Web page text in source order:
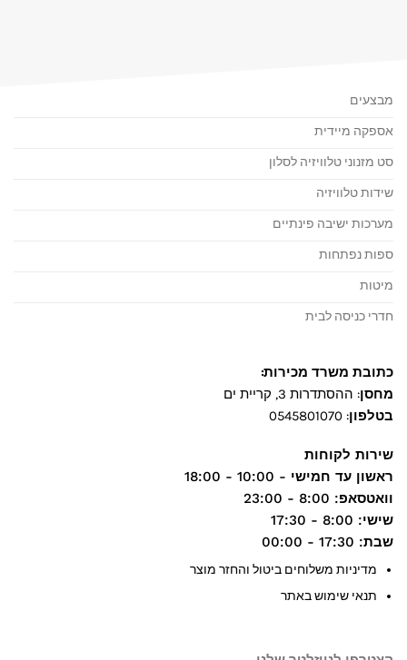
מבצעים
אספקה מיידית
סט מזנוני טלוויזיה לסלון
שידות טלוויזיה
מערכות ישיבה פינתיים
ספות נפתחות
מיטות
חדרי כניסה לבית
כתובת משרד מכירות:
מחסן: ההסתדרות 3, קריית ים
בטלפון:
0545801070
שירות לקוחות
ראשון עד חמישי - 10:00 - 18:00
וואטסאפ: 8:00 - 23:00
שישי: 8:00 - 17:30
שבת: 17:30 - 00:00
מדיניות משלוחים ביטול והחזר מוצר
תנאי שימוש באתר